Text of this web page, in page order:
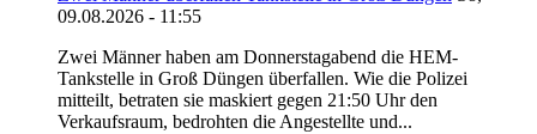
09.08.2026 - 11:55
Zwei Männer haben am Donnerstagabend die HEM-
Tankstelle in Groß Düngen überfallen. Wie die Polizei
mitteilt, betraten sie maskiert gegen 21:50 Uhr den
Verkaufsraum, bedrohten die Angestellte und...